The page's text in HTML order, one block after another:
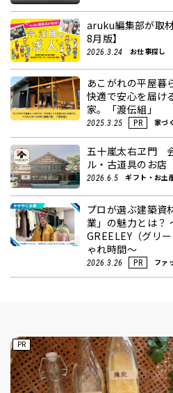
aruku編集部が取
8月版】
2026.3.24 お仕事探し
あこがれの平屋暮
快適で安心を届け
家。「渡伝組」
2025.3.25 PR 家づ
五十嵐太右ヱ門
ル・古道具のお店
2026.6.5 ギフト・お土
プロが選ぶ建築資
業」の魅力とは？
GREELEY（グリ
ゃれ時間～
2026.3.26 PR ファ
PR